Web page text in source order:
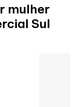
mulher
Sul